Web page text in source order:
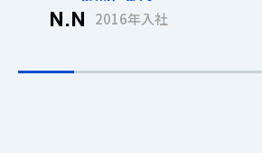
N.N 2016年入社